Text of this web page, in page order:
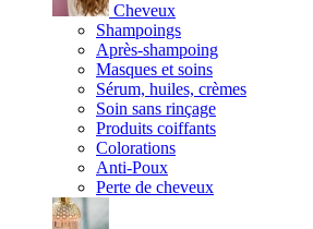
Cheveux
Shampoings
Après-shampoing
Masques et soins
Sérum, huiles, crèmes
Soin sans rinçage
Produits coiffants
Colorations
Anti-Poux
Perte de cheveux